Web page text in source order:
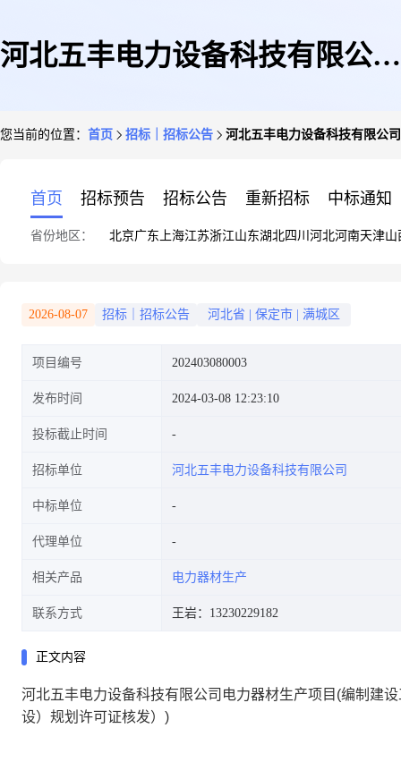
河北五丰电力设备科技有限公司
件(建设工程(含临时建设)规划
许可证核发))
您当前的位置： 首页 招标｜招标公告 河北五丰电力设备科技有限公
首页 招标预告 招标公告 重新招标 中标通知
省份地区： 北京广东 上海江苏浙江山东湖北四川 河北河南天津山
2026-08-07 招标｜招标公告 河北省 保定市 满城区
项目编号 202403080003
发布时间 2024-03-08 12:23:10
投标截止时间
招标单位 河北五丰电力设备科技有限公司
中标单位
代理单位
相关产品 电力器材生产
联系方式 王岩：13230229182
正文内容
河北五丰电力设备科技有限公司电力器材生产项目(编制建
设）规划许可证核发）)